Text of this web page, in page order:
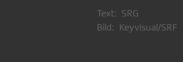
Text: SRG
Bild: Keyvisual/SRF